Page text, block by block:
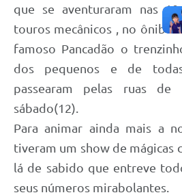
que se aventuraram nas
touros mecânicos , no ônibus
famoso Pancadão o
dos pequenos e de
passearam pelas ruas de
sábado(12).
Para animar ainda mais a
tiveram um show de mágicas
lá de sabido que entreve
seus números mirabolantes.